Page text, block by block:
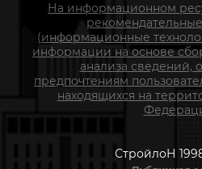
На информационном
(информационные
информации на основе
анализа сведений,
предпочтениям
находящихся на
СтройлоН